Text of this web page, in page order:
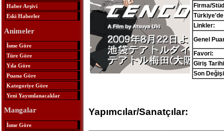
Haber Arşivi
Eski Haberler
Animeler
İsme Göre
Türe Göre
Yıla Göre
Puana Göre
Kategoriye Göre
Yeni Yayımlanacaklar
Mangalar
İsme Göre
Firma/
Linkler:
Genel
Favori:
Giriş
Son
Yapımcılar/Sanatçılar: